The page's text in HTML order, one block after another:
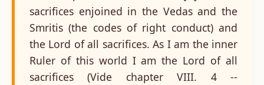
sacrifices enjoined in the Vedas and the
Smritis (the codes of right conduct) and
the Lord of all sacrifices. As I am the inner
Ruler of this world I am the Lord of all
sacrifices (Vide chapter VIII. 4 --